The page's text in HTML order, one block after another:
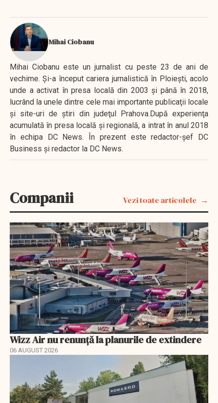
Mihai Ciobanu
Mihai Ciobanu este un jurnalist cu peste 23 de ani de
vechime. Şi-a început cariera jurnalistică în Ploieşti, acolo
unde a activat în presa locală din 2003 şi până în 2018,
lucrând la unele dintre cele mai importante publicaţii locale
şi site-uri de ştiri din judeţul Prahova.După experienţa
acumulată în presa locală şi regională, a intrat în anul 2018
în echipa DC News. În prezent este redactor-şef DC
Business şi redactor la DC News.
Companii Vezi toate articolele
Wizz Air nu renunță la planurile de extindere
06 AUGUST 2026